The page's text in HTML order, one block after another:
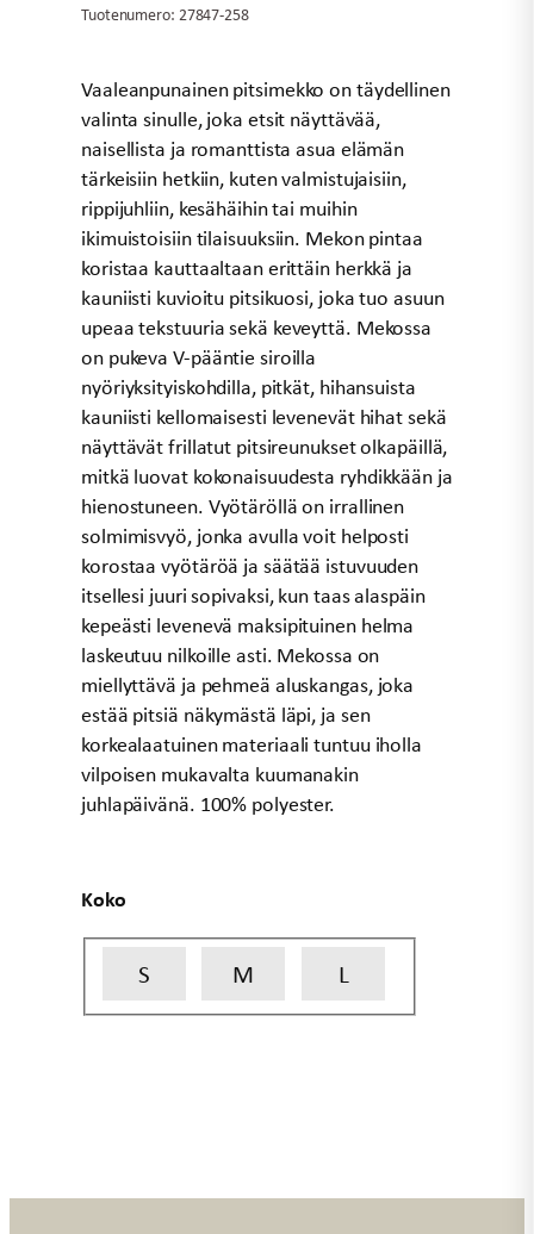
Tuotenumero: 27847-258
Vaaleanpunainen pitsimekko on täydellinen
valinta sinulle, joka etsit näyttävää,
naisellista ja romanttista asua elämän
tärkeisiin hetkiin, kuten valmistujaisiin,
rippijuhliin, kesähäihin tai muihin
ikimuistoisiin tilaisuuksiin. Mekon pintaa
koristaa kauttaaltaan erittäin herkkä ja
kauniisti kuvioitu pitsikuosi, joka tuo asuun
upeaa tekstuuria sekä keveyttä. Mekossa
on pukeva V-pääntie siroilla
nyöriyksityiskohdilla, pitkät, hihansuista
kauniisti kellomaisesti levenevät hihat sekä
näyttävät frillatut pitsireunukset olkapäillä,
mitkä luovat kokonaisuudesta ryhdikkään ja
hienostuneen. Vyötäröllä on irrallinen
solmimisvyö, jonka avulla voit helposti
korostaa vyötäröä ja säätää istuvuuden
itsellesi juuri sopivaksi, kun taas alaspäin
kepeästi levenevä maksipituinen helma
laskeutuu nilkoille asti. Mekossa on
miellyttävä ja pehmeä aluskangas, joka
estää pitsiä näkymästä läpi, ja sen
korkealaatuinen materiaali tuntuu iholla
vilpoisen mukavalta kuumanakin
juhlapäivänä. 100% polyester.
Koko
S M L